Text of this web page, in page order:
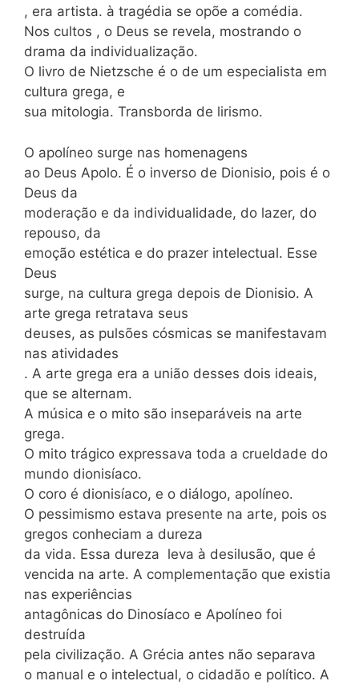
, era artista. à tragédia se opõe a comédia.
Nos cultos , o Deus se revela, mostrando o
drama da individualização.
O livro de Nietzsche é o de um especialista em
cultura grega, e
sua mitologia. Transborda de lirismo.
O apolíneo surge nas homenagens
ao Deus Apolo. É o inverso de Dionisio, pois é o
Deus da
moderação e da individualidade, do lazer, do
repouso, da
emoção estética e do prazer intelectual. Esse
Deus
surge, na cultura grega depois de Dionisio. A
arte grega retratava seus
deuses, as pulsões cósmicas se manifestavam
nas atividades
. A arte grega era a união desses dois ideais,
que se alternam.
A música e o mito são inseparáveis na arte
grega.
O mito trágico expressava toda a crueldade do
mundo dionisíaco.
O coro é dionisíaco, e o diálogo, apolíneo.
O pessimismo estava presente na arte, pois os
gregos conheciam a dureza
da vida. Essa dureza leva à desilusão, que é
vencida na arte. A complementação que existia
nas experiências
antagônicas do Dinosíaco e Apolíneo foi
destruída
pela civilização. A Grécia antes não separava
o manual e o intelectual, o cidadão e político. A